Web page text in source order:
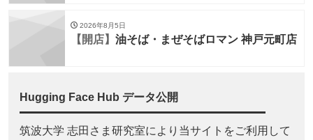
2026年8月5日
【開店】 油そば・まぜそばロマン 神戸元町店
Hugging Face Hub データ公開
筑波大学 志田さま研究室により当サイトをご利用して